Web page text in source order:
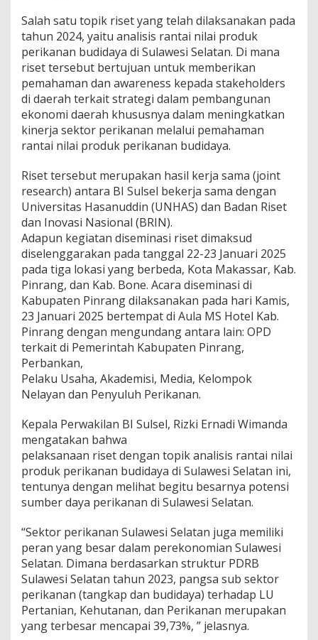
S
u
l
s
e
l
S
u
k
s
e
L
k
u
k
a
n
R
i
s
e
t
A
n
a
i
s
R
n
t
a
i
P
o
d
u
k
B
u
d
d
Salah satu topik riset yang telah dilaksanakan pada
tahun 2024, yaitu analisis rantai nilai produk
perikanan budidaya di Sulawesi Selatan. Di mana
riset tersebut bertujuan untuk memberikan
pemahaman dan awareness kepada stakeholders
di daerah terkait strategi dalam pembangunan
ekonomi daerah khususnya dalam meningkatkan
kinerja sektor perikanan melalui pemahaman
rantai nilai produk perikanan budidaya.
Riset tersebut merupakan hasil kerja sama (joint
research) antara BI Sulsel bekerja sama dengan
Universitas Hasanuddin (UNHAS) dan Badan Riset
dan Inovasi Nasional (BRIN).
Adapun kegiatan diseminasi riset dimaksud
diselenggarakan pada tanggal 22-23 Januari 2025
pada tiga lokasi yang berbeda, Kota Makassar, Kab.
Pinrang, dan Kab. Bone. Acara diseminasi di
Kabupaten Pinrang dilaksanakan pada hari Kamis,
23 Januari 2025 bertempat di Aula MS Hotel Kab.
Pinrang dengan mengundang antara lain: OPD
terkait di Pemerintah Kabupaten Pinrang,
Perbankan,
Pelaku Usaha, Akademisi, Media, Kelompok
Nelayan dan Penyuluh Perikanan.
Kepala Perwakilan BI Sulsel, Rizki Ernadi Wimanda
mengatakan bahwa
pelaksanaan riset dengan topik analisis rantai nilai
produk perikanan budidaya di Sulawesi Selatan ini,
tentunya dengan melihat begitu besarnya potensi
sumber daya perikanan di Sulawesi Selatan.
“Sektor perikanan Sulawesi Selatan juga memiliki
peran yang besar dalam perekonomian Sulawesi
Selatan. Dimana berdasarkan struktur PDRB
Sulawesi Selatan tahun 2023, pangsa sub sektor
perikanan (tangkap dan budidaya) terhadap LU
Pertanian, Kehutanan, dan Perikanan merupakan
yang terbesar mencapai 39,73%, ” jelasnya.